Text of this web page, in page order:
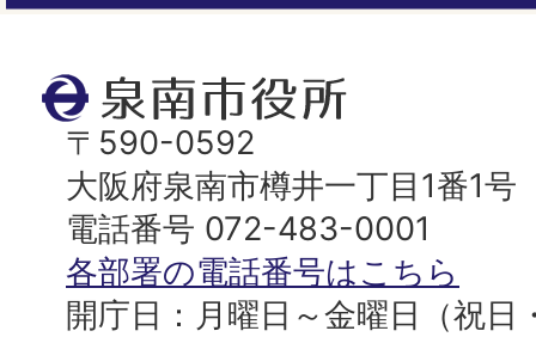
泉
南
市
役
所
〒590-0592
大阪府泉南市樽井一丁目1番1号
電話番号 072-483-0001
各部署の電話番号はこちら
開庁日：月曜日～金曜日（祝日